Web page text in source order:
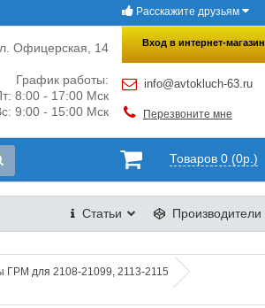
×
Расскажите друзьям
Вход в интернет-магазин
info@avtokluch-63.ru
Перезвоните мне
Офицерская, 14
График работы:
8:00 - 17:00 Мск
9:00 - 15:00 Мск
Товаров 0 (0р.)
Производители
Статьи
ГРМ для 2108-21099, 2113-2115